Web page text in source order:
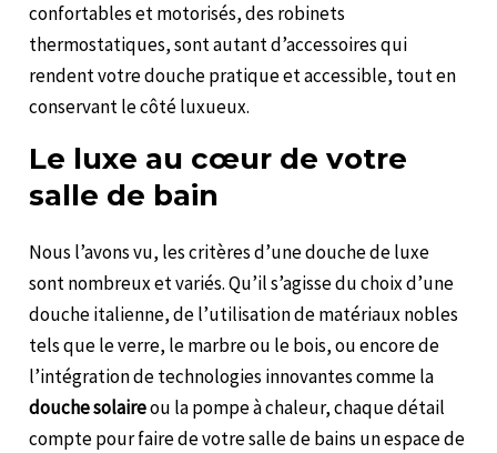
confortables et motorisés, des robinets
thermostatiques, sont autant d’accessoires qui
rendent votre douche pratique et accessible, tout en
conservant le côté luxueux.
Le luxe au cœur de votre
salle de bain
Nous l’avons vu, les critères d’une douche de luxe
sont nombreux et variés. Qu’il s’agisse du choix d’une
douche italienne, de l’utilisation de matériaux nobles
tels que le verre, le marbre ou le bois, ou encore de
l’intégration de technologies innovantes comme la
douche solaireou la pompe à chaleur, chaque détail
compte pour faire de votre salle de bains un espace de